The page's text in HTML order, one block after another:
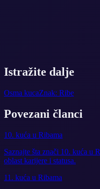
Istražite dalje
Osma kucaZnak: Ribe
Povezani članci
10. kuća u Ribama
Saznajte šta znači 10. kuća u
oblast karijere i statusa.
11. kuća u Ribama